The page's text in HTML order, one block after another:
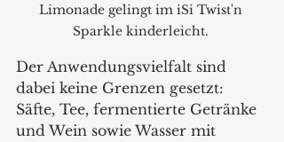
Limonade gelingt im iSi Twist'n
Sparkle kinderleicht.
Der Anwendungsvielfalt sind
dabei keine Grenzen gesetzt:
Säfte, Tee, fermentierte Getränke
und Wein sowie Wasser mit